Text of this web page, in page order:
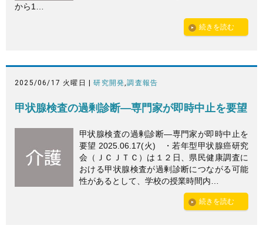
から1…
続きを読む
2025/06/17 火曜日 |研究開発 ,調査報告
甲状腺検査の過剰診断—専門家が即時中止を要望
甲状腺検査の過剰診断—専門家が即時中止を
要望 2025.06.17(火) ・若年型甲状腺癌研究
会（ＪＣＪＴＣ）は１２日、県民健康調査に
おける甲状腺検査が過剰診断につながる可能
性があるとして、学校の授業時間内…
続きを読む